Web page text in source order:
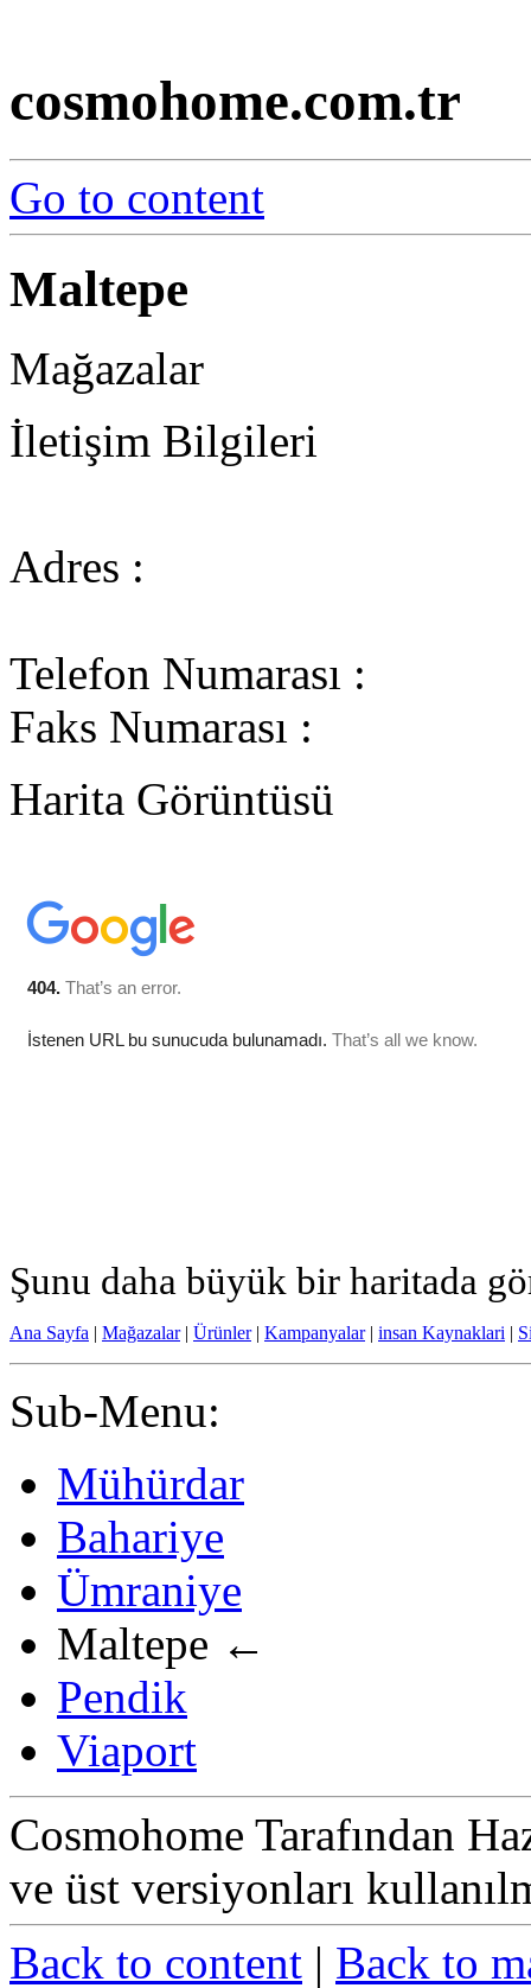
cosmohome.com.tr
Go to content
Maltepe
Mağazalar
İletişim Bilgileri
Adres :
Telefon Numarası :
Faks Numarası :
Harita Görüntüsü
Şunu daha büyük bir haritada
Ana Sayfa | Mağazalar| Ürünler| Kampanyalar| insan Kaynaklari |
Sub-Menu:
Mühürdar
Bahariye
Ümraniye
Maltepe ←
Pendik
Viaport
Cosmohome Tarafından
ve üst versiyonları
Back to content | Back to